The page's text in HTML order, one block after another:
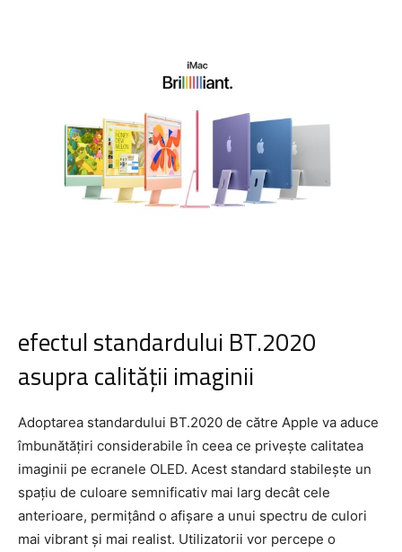
efectul standardului BT.2020
asupra calității imaginii
Adoptarea standardului BT.2020 de către Apple va aduce
îmbunătățiri considerabile în ceea ce privește calitatea
imaginii pe ecranele OLED. Acest standard stabilește un
spațiu de culoare semnificativ mai larg decât cele
anterioare, permițând o afișare a unui spectru de culori
mai vibrant și mai realist. Utilizatorii vor percepe o